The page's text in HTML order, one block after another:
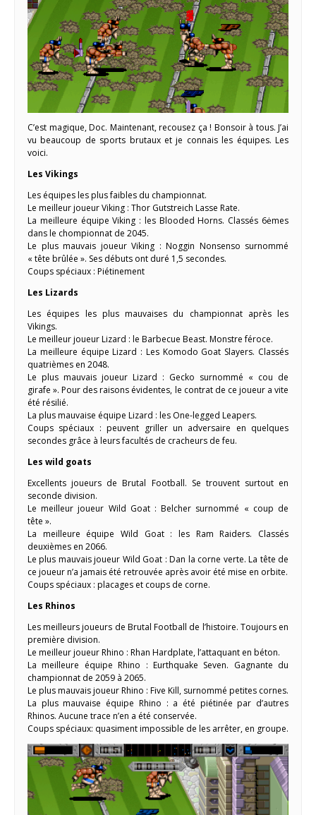
C’est magique, Doc. Maintenant, recousez ça ! Bonsoir à tous. J’ai
vu beaucoup de sports brutaux et je connais les équipes. Les
voici.
Les Vikings
Les équipes les plus faibles du championnat.
Le meilleur joueur Viking : Thor Gutstreich Lasse Rate.
La meilleure équipe Viking : les Blooded Horns. Classés 6ėmes
dans le chompionnat de 2045.
Le plus mauvais joueur Viking : Noggin Nonsenso surnommé
« tête brûlée ». Ses débuts ont duré 1,5 secondes.
Coups spéciaux : Piétinement
Les Lizards
Les équipes les plus mauvaises du championnat après les
Vikings.
Le meilleur joueur Lizard : le Barbecue Beast. Monstre féroce.
La meilleure équipe Lizard : Les Komodo Goat Slayers. Classés
quatrièmes en 2048.
Le plus mauvais joueur Lizard : Gecko surnommé « cou de
girafe ». Pour des raisons évidentes, le contrat de ce joueur a vite
été résilié.
La plus mauvaise équipe Lizard : les One-legged Leapers.
Coups spéciaux : peuvent griller un adversaire en quelques
secondes grâce à leurs facultés de cracheurs de feu.
Les wild goats
Excellents joueurs de Brutal Football. Se trouvent surtout en
seconde division.
Le meilleur joueur Wild Goat : Belcher surnommé « coup de
tête ».
La meilleure équipe Wild Goat : les Ram Raiders. Classés
deuxièmes en 2066.
Le plus mauvais joueur Wild Goat : Dan la corne verte. La tête de
ce joueur n’a jamais été retrouvée après avoir été mise en orbite.
Coups spéciaux : placages et coups de corne.
Les Rhinos
Les meilleurs joueurs de Brutal Football de l’histoire. Toujours en
première division.
Le meilleur joueur Rhino : Rhan Hardplate, l’attaquant en béton.
La meilleure équipe Rhino : Eurthquake Seven. Gagnante du
championnat de 2059 à 2065.
Le plus mauvais joueur Rhino : Five Kill, surnommé petites cornes.
La plus mauvaise équipe Rhino : a été piétinée par d’autres
Rhinos. Aucune trace n’en a été conservée.
Coups spéciaux: quasiment impossible de les arrêter, en groupe.